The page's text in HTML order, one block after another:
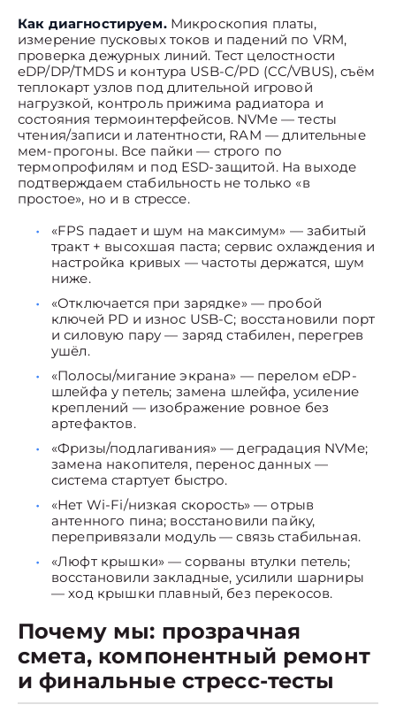
Как диагностируем.Микроскопия платы,
измерение пусковых токов и падений по VRM,
проверка дежурных линий. Тест целостности
eDP/DP/TMDS и контура USB-C/PD (CC/VBUS), съём
теплокарт узлов под длительной игровой
нагрузкой, контроль прижима радиатора и
состояния термоинтерфейсов. NVMe — тесты
чтения/записи и латентности, RAM — длительные
мем-прогоны. Все пайки — строго по
термопрофилям и под ESD-защитой. На выходе
подтверждаем стабильность не только «в
простое», но и в стрессе.
«FPS падает и шум на максимум» — забитый
тракт + высохшая паста; сервис охлаждения и
настройка кривых — частоты держатся, шум
ниже.
«Отключается при зарядке» — пробой
ключей PD и износ USB-C; восстановили порт
и силовую пару — заряд стабилен, перегрев
ушёл.
«Полосы/мигание экрана» — перелом eDP-
шлейфа у петель; замена шлейфа, усиление
креплений — изображение ровное без
артефактов.
«Фризы/подлагивания» — деградация NVMe;
замена накопителя, перенос данных —
система стартует быстро.
«Нет Wi-Fi/низкая скорость» — отрыв
антенного пина; восстановили пайку,
перепривязали модуль — связь стабильная.
«Люфт крышки» — сорваны втулки петель;
восстановили закладные, усилили шарниры
— ход крышки плавный, без перекосов.
Почему мы: прозрачная
смета, компонентный ремонт
и финальные стресс-тесты